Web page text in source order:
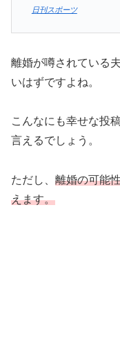
日刊スポーツ
離婚が噂されている
いはずですよね。
こんなにも幸せな投
言えるでしょう。
ただし、 離婚の可能
えます。